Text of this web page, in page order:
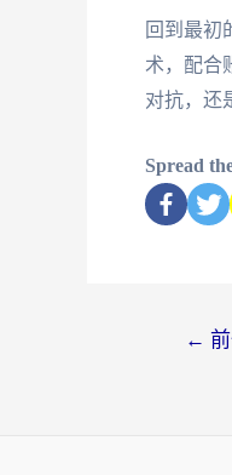
回到最初
术，配合
对抗，还
Spread
←